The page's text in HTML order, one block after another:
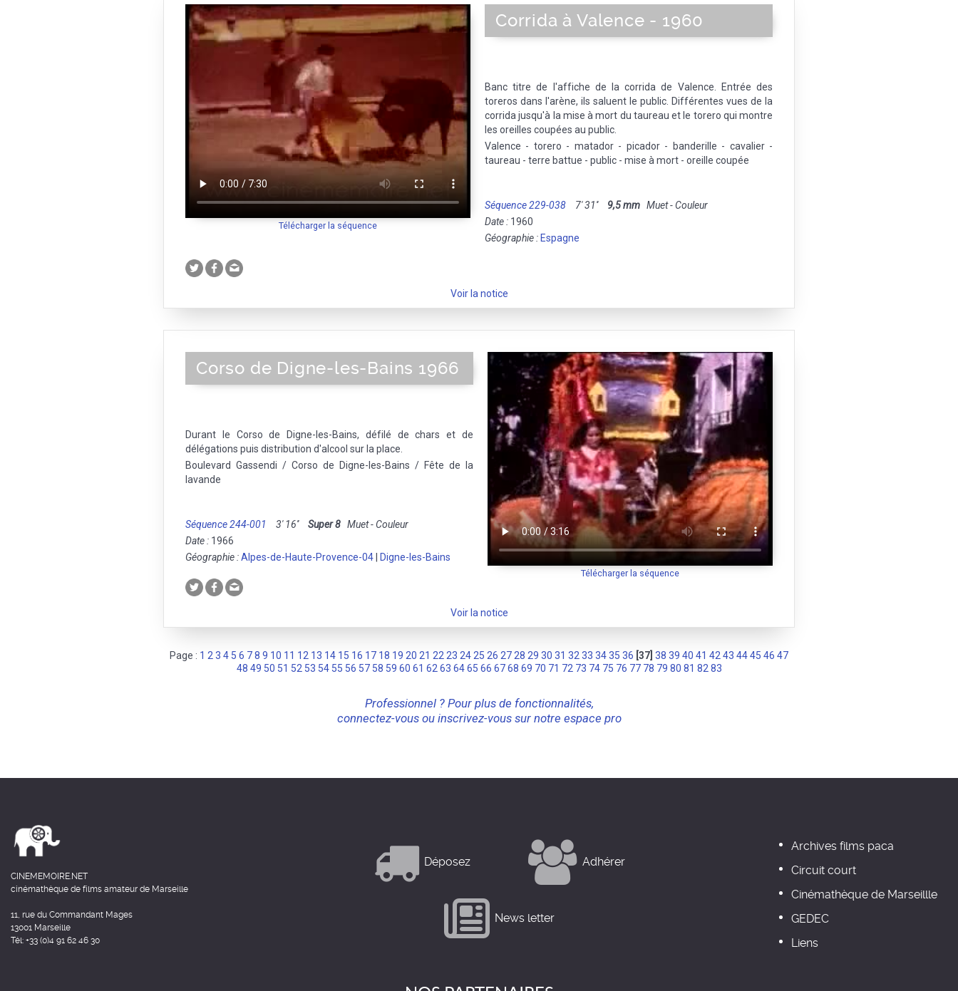
Télécharger la séquence
Corrida à Valence - 1960
Banc titre de l'affiche de la corrida de Valence. Entrée des
toreros dans l'arène, ils saluent le public. Différentes vues de la
corrida jusqu'à la mise à mort du taureau et le torero qui montre
les oreilles coupées au public.
Valence - torero - matador - picador - banderille - cavalier -
taureau - terre battue - public - mise à mort - oreille coupée
Séquence 229-038 7' 31'' 9,5 mm Muet - Couleur
Date : 1960
Géographie : Espagne
Voir la notice
Télécharger la séquence
Corso de Digne-les-Bains 1966
Durant le Corso de Digne-les-Bains, défilé de chars et de
délégations puis distribution d'alcool sur la place.
Boulevard Gassendi / Corso de Digne-les-Bains / Fête de la
lavande
Séquence 244-001 3' 16'' Super 8 Muet - Couleur
Date : 1966
Géographie :Alpes-de-Haute-Provence-04 Digne-les-Bains
Voir la notice
Page : 1 2 3 4 5 6 78 9 10 11 12 13 14 15 16 17 18 19 20 21 22 23 24 25 26 27 28 29 30 31 32 33 3435 36 [37] 38 39 40 41 42 43 4445 46 47
48 49 50 51 52 53 54 55 56 57 58 59 60 61 62 63 64 65 66 67 68 69 70 71 72 73 74 75 76 77 78 79 80 81 82 83
Professionnel ? Pour plus de fonctionnalités,
connectez-vous ou inscrivez-vous sur notre espace pro
CINEMEMOIRE.NET
cinémathèque de films amateur de Marseille
11, rue du Commandant Mages
13001 Marseille
Tél: +33 (0)4 91 62 46 30
Déposez Adhérer
News letter
Archives films paca
Circuit court
Cinémathèque de Marseillle
GEDEC
Liens